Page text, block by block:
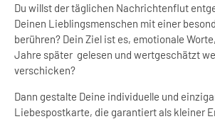
Du willst der täglichen Nachrichtenflut
Deinen Lieblingsmenschen mit einer
berühren? Dein Ziel ist es, emotionale
Jahre später gelesen und wertgeschätzt
verschicken?
Dann gestalte Deine individuelle und
Liebespostkarte, die garantiert als kleiner